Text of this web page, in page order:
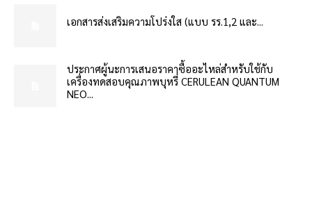
เอกสารส่งเสริมความโปร่งใส (แบบ รร.1,2 และ...
ประกาศผู้นะการเสนอราคาซื้ออะไหล่สำหรับใช้กับ
เครื่องทดสอบคุณภาพบุหรี่ CERULEAN QUANTUM
NEO...